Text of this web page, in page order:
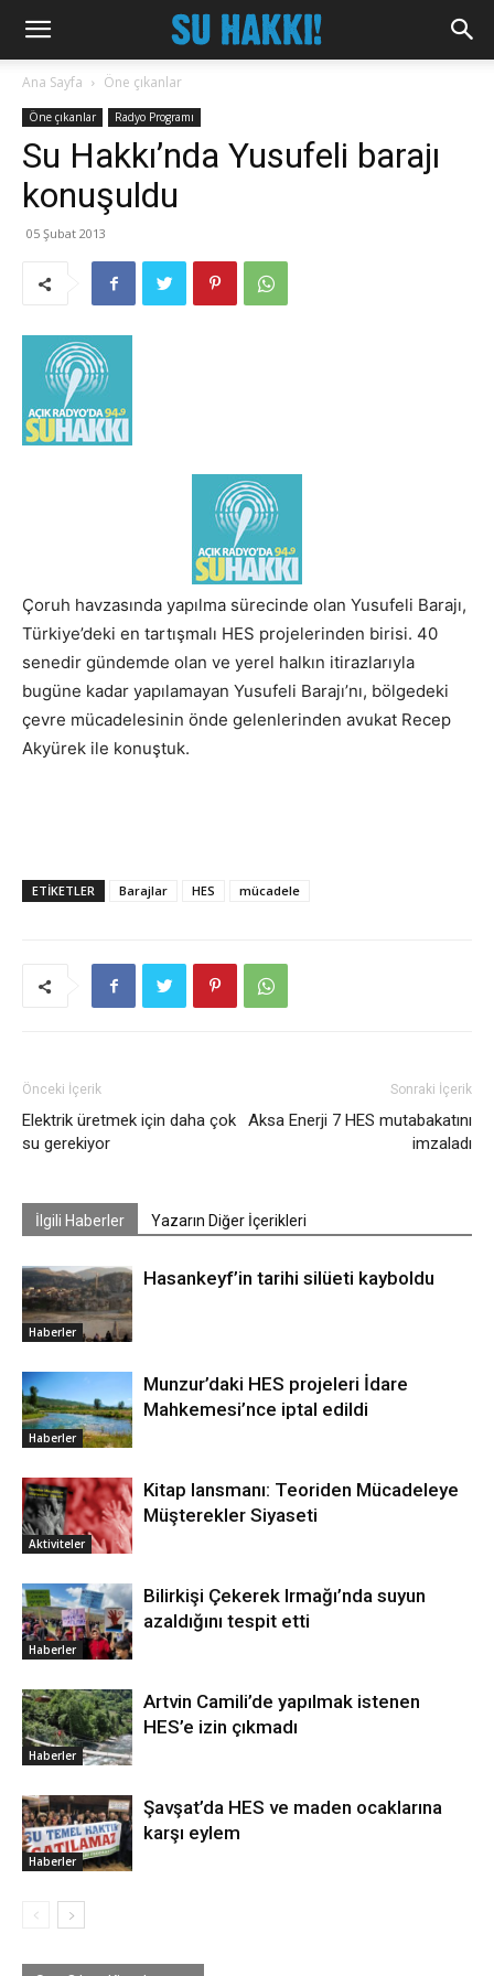
Ana Sayfa Öne çıkanlar
Öne çıkanlar Radyo Programı
Su Hakkı’nda Yusufeli barajı
konuşuldu
05 Şubat 2013
Çoruh havzasında yapılma sürecinde olan Yusufeli Barajı,
Türkiye’deki en tartışmalı HES projelerinden birisi. 40
senedir gündemde olan ve yerel halkın itirazlarıyla
bugüne kadar yapılamayan Yusufeli Barajı’nı, bölgedeki
çevre mücadelesinin önde gelenlerinden avukat Recep
Akyürek ile konuştuk.
ETIKETLER Barajlar HES mücadele
Önceki İçerik
Elektrik üretmek için daha çok
su gerekiyor
Sonraki İçerik
Aksa Enerji 7 HES mutabakatını
imzaladı
İlgili Haberler Yazarın Diğer İçerikleri
Haberler
Hasankeyf’in tarihi silüeti kayboldu
Haberler
Munzur’daki HES projeleri İdare
Mahkemesi’nce iptal edildi
Aktiviteler
Kitap lansmanı: Teoriden Mücadeleye
Müşterekler Siyaseti
Haberler
Bilirkişi Çekerek Irmağı’nda suyun
azaldığını tespit etti
Haberler
Artvin Camili’de yapılmak istenen
HES’e izin çıkmadı
Haberler
Şavşat’da HES ve maden ocaklarına
karşı eylem